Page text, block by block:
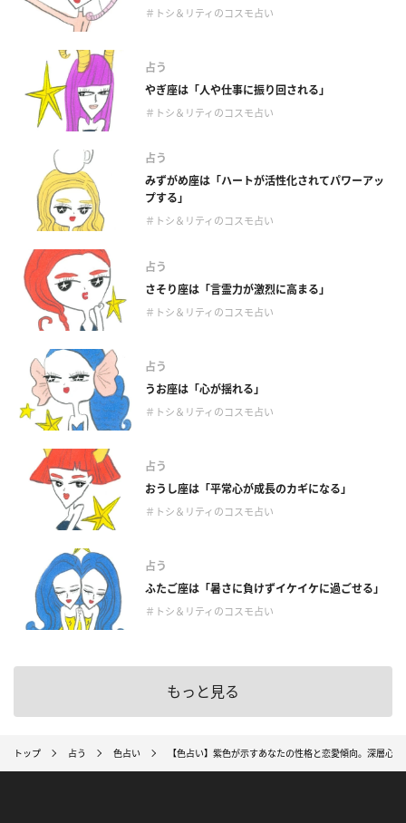
＃トシ＆リティのコスモ占い
占う
やぎ座は「人や仕事に振り回される」
＃トシ＆リティのコスモ占い
占う
みずがめ座は「ハートが活性化されてパワーアッ
プする」
＃トシ＆リティのコスモ占い
占う
さそり座は「言霊力が激烈に高まる」
＃トシ＆リティのコスモ占い
占う
うお座は「心が揺れる」
＃トシ＆リティのコスモ占い
占う
おうし座は「平常心が成長のカギになる」
＃トシ＆リティのコスモ占い
占う
ふたご座は「暑さに負けずイケイケに過ごせる」
＃トシ＆リティのコスモ占い
もっと見る
トップ 占う 色占い 【色占い】紫色が示すあなたの性格と恋愛傾向。深層心